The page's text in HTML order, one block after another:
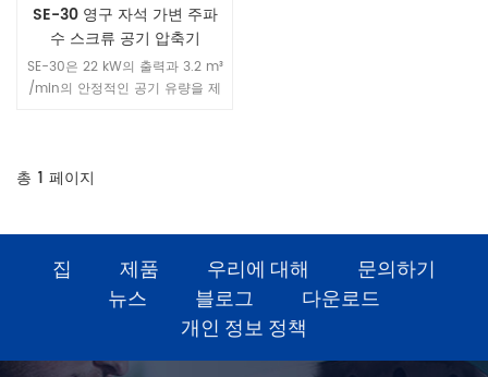
SE-30 영구 자석 가변 주파
수 스크류 공기 압축기
SE-30은 22 kW의 출력과 3.2 m³
/min의 안정적인 공기 유량을 제
정비 시설, 전자 생산 라인에 이상
총 1 페이지
집 제품 우리에 대해
문의하기
뉴스
블로그
다운로드
개인 정보 정책